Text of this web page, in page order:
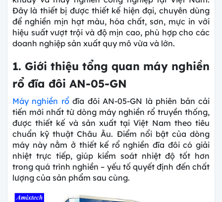
Đây là thiết bị được thiết kế hiện đại, chuyên dùng
để nghiền mịn hạt màu, hóa chất, sơn, mực in với
hiệu suất vượt trội và độ mịn cao, phù hợp cho các
doanh nghiệp sản xuất quy mô vừa và lớn.
1. Giới thiệu tổng quan máy nghiền
rổ đĩa đôi AN-05-GN
Máy nghiền rổđĩa đôi AN-05-GN là phiên bản cải
tiến mới nhất từ dòng máy nghiền rổ truyền thống,
được thiết kế và sản xuất tại Việt Nam theo tiêu
chuẩn kỹ thuật Châu Âu. Điểm nổi bật của dòng
máy này nằm ở thiết kế rổ nghiền đĩa đôi có giải
nhiệt trực tiếp, giúp kiểm soát nhiệt độ tốt hơn
trong quá trình nghiền – yếu tố quyết định đến chất
lượng của sản phẩm sau cùng.